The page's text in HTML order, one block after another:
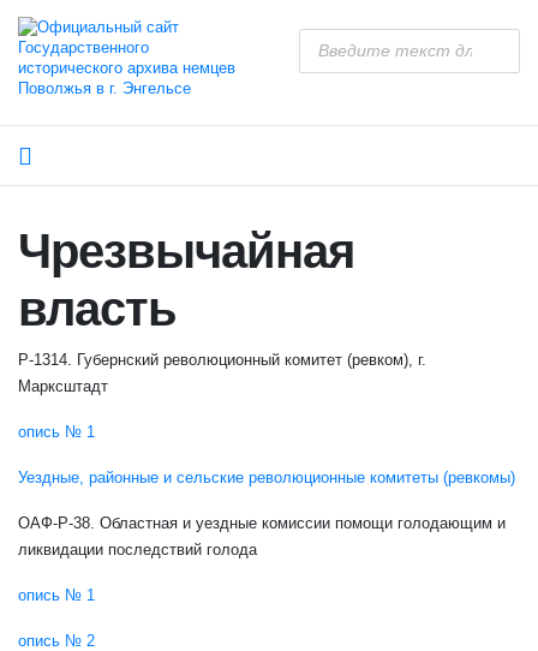
Чрезвычайная
власть
Р-1314. Губернский революционный комитет (ревком), г.
Марксштадт
опись № 1
Уездные, районные и сельские революционные комитеты (ревкомы)
ОАФ-Р-38. Областная и уездные комиссии помощи голодающим и
ликвидации последствий голода
опись № 1
опись № 2